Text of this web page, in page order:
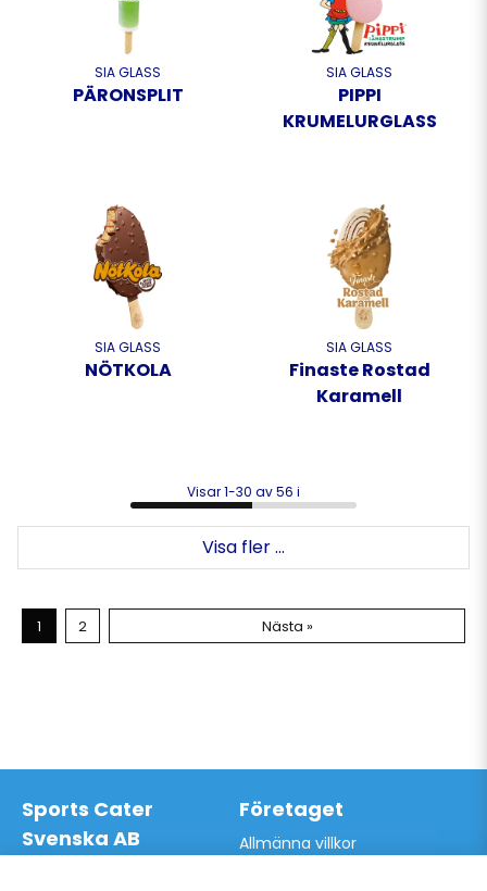
SIA GLASS
PÄRONSPLIT
SIA GLASS
PIPPI
KRUMELURGLASS
SIA GLASS
NÖTKOLA
SIA GLASS
Finaste Rostad
Karamell
Visar 1-30 av 56 i
Visa fler ...
1 2 Nästa »
Sports Cater
Svenska AB
Företaget
Allmänna villkor